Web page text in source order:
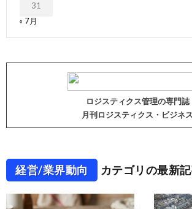
31
« 7月
ロジスティクス管理の専門誌
月刊ロジスティクス・ビジネス
経営/業界動向 カテゴリの最新